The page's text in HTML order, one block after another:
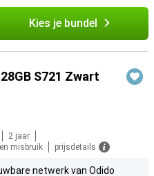
Kies je bundel
S721 Zwart
2 jaar
misbruik
prijsdetails
netwerk van Odido